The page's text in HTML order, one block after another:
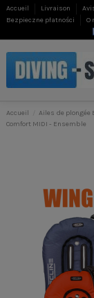
Accueil Livraison
Bezpieczne płatności
O
Accueil Ailes de plongée
Comfort MIDI - Ensemble